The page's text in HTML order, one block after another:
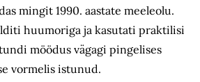
mingit 1990. aastate meeleolu.
huumoriga ja kasutati praktilisi
möödus vägagi pingelises
vormelis istunud.